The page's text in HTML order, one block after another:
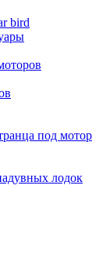
bird
под мотор
лодок